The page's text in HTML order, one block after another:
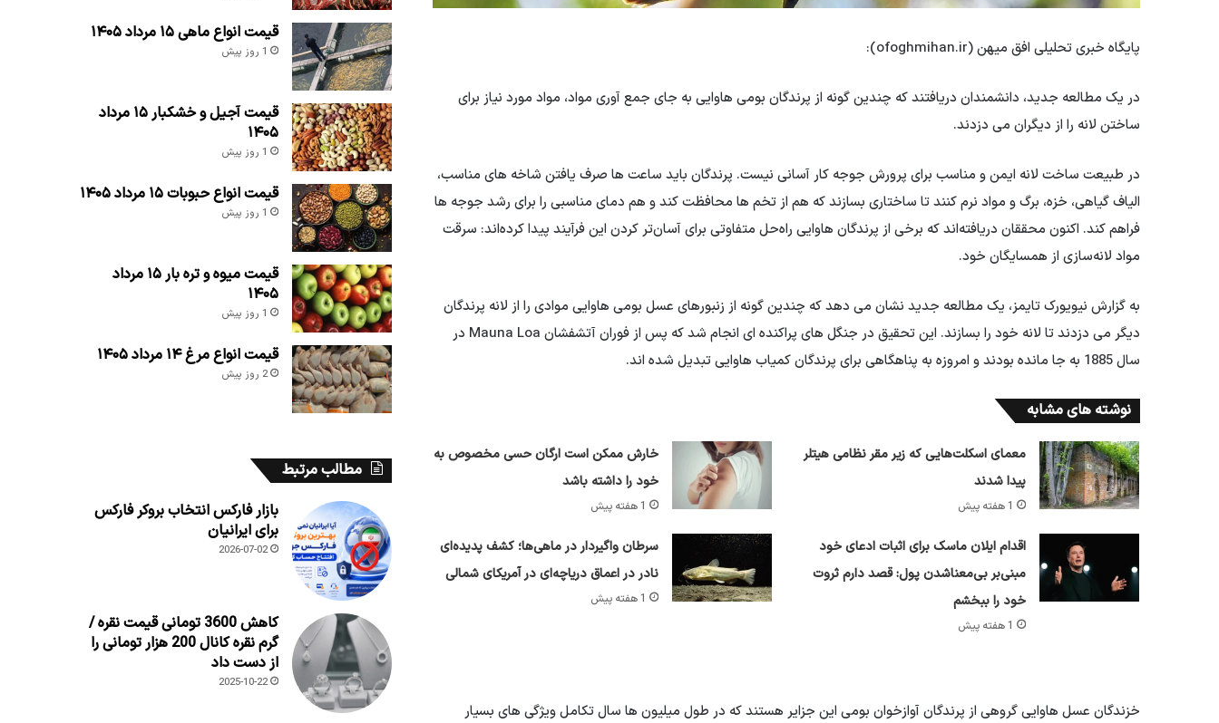
پایگاه خبری تحلیلی افق میهن (ofoghmihan.ir):
در یک مطالعه جدید، دانشمندان دریافتند که چندین گونه از پرندگان بومی هاوایی به جای جمع آوری مواد، مواد مورد نیاز برای
ساختن لانه را از دیگران می دزدند.
در طبیعت ساخت لانه ایمن و مناسب برای پرورش جوجه کار آسانی نیست. پرندگان باید ساعت ها صرف یافتن شاخه های مناسب،
الیاف گیاهی، خزه، برگ و مواد نرم کنند تا ساختاری بسازند که هم از تخم ها محافظت کند و هم دمای مناسبی را برای رشد جوجه ها
فراهم کند. اکنون محققان دریافته‌اند که برخی از پرندگان هاوایی راه‌حل متفاوتی برای آسان‌تر کردن این فرآیند پیدا کرده‌اند: سرقت
مواد لانه‌سازی از همسایگان خود.
به گزارش نیویورک تایمز، یک مطالعه جدید نشان می دهد که چندین گونه از زنبورهای عسل بومی هاوایی موادی را از لانه پرندگان
دیگر می دزدند تا لانه خود را بسازند. این تحقیق در جنگل های پراکنده ای انجام شد که پس از فوران آتشفشان Mauna Loa در
سال 1885 به جا مانده بودند و امروزه به پناهگاهی برای پرندگان کمیاب هاوایی تبدیل شده اند.
نوشته های مشابه
معمای اسکلت‌هایی که زیر مقر نظامی هیتلر
پیدا شدند
1 هفته پیش
خارش ممکن است ارگان حسی مخصوص به
خود را داشته باشد
1 هفته پیش
اقدام ایلان ماسک برای اثبات ادعای خود
مبنی‌بر بی‌معناشدن پول: قصد دارم ثروت
خود را ببخشم
1 هفته پیش
سرطان واگیردار در ماهی‌ها؛ کشف پدیده‌ای
نادر در اعماق دریاچه‌ای در آمریکای شمالی
1 هفته پیش
خزندگان عسل هاوایی گروهی از پرندگان آوازخوان بومی این جزایر هستند که در طول میلیون ها سال تکامل ویژگی های بسیار
قیمت انواع ماهی ۱۵ مرداد ۱۴۰۵
1 روز پیش
قیمت آجیل و خشکبار ۱۵ مرداد
۱۴۰۵
1 روز پیش
قیمت انواع حبوبات ۱۵ مرداد ۱۴۰۵
1 روز پیش
قیمت میوه و تره بار ۱۵ مرداد
۱۴۰۵
1 روز پیش
قیمت انواع مرغ ۱۴ مرداد ۱۴۰۵
2 روز پیش
مطالب مرتبط
بازار فارکس انتخاب بروکر فارکس
برای ایرانیان
2026-07-02
کاهش 3600 تومانی قیمت نقره /
گرم نقره کانال 200 هزار تومانی را
از دست داد
2025-10-22